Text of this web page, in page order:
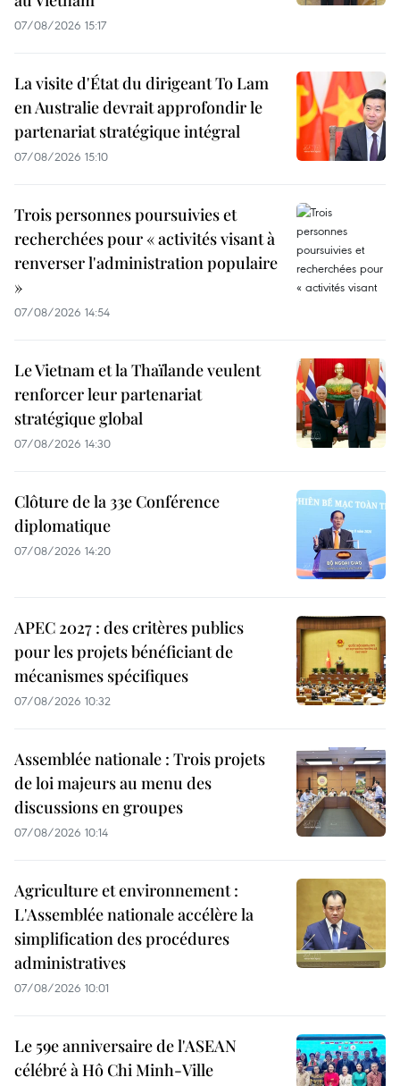
07/08/2026 15:17
La visite d'État du dirigeant To Lam
en Australie devrait approfondir le
partenariat stratégique intégral
07/08/2026 15:10
Trois personnes poursuivies et
recherchées pour « activités visant à
renverser l'administration populaire
»
07/08/2026 14:54
Le Vietnam et la Thaïlande veulent
renforcer leur partenariat
stratégique global
07/08/2026 14:30
Clôture de la 33e Conférence
diplomatique
07/08/2026 14:20
APEC 2027 : des critères publics
pour les projets bénéficiant de
mécanismes spécifiques
07/08/2026 10:32
Assemblée nationale : Trois projets
de loi majeurs au menu des
discussions en groupes
07/08/2026 10:14
Agriculture et environnement :
L'Assemblée nationale accélère la
simplification des procédures
administratives
07/08/2026 10:01
Le 59e anniversaire de l'ASEAN
célébré à Hô Chi Minh-Ville